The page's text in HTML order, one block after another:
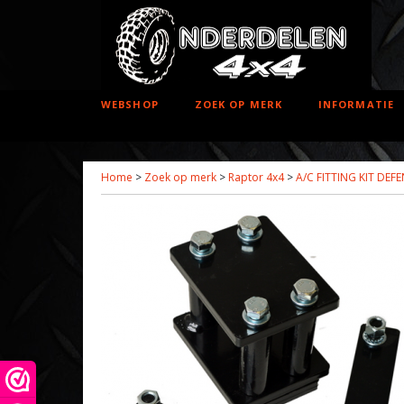
WEBSHOP ZOEK OP MERK INFORMATIE
Home > Zoek op merk > Raptor 4x4>A/C FITTING KIT